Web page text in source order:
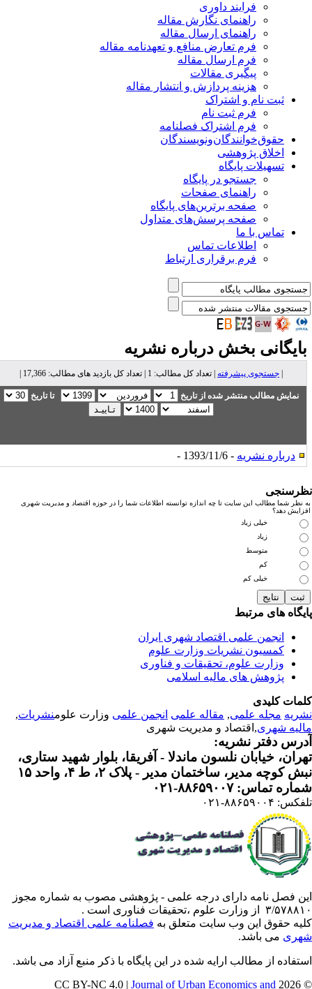
فرایند داوری
راهنمای نگارش مقاله
راهنمای ارسال مقاله
فرم تعارض منافع و تعهدنامه مقاله
فرم ارسال مقاله
پیگیری مقالات
هزینه پردازش و انتشار مقاله
ثبت نام و اشتراک
فرم ثبت نام
فرم اشتراک فصلنامه
حقوق‌خوانندگان‌و‌نویسندگان
اخلاق پژوهشی
تسهیلات پایگاه
جستجو در پایگاه
راهنمای صفحات
صفحه برترین‌های پایگاه
صفحه پرسش‌های متداول
تماس با ما
اطلاعات تماس
فرم برقراری ارتباط
بخش درباره نشریه
جستجوی پیشرفته| تعداد کل مطالب: 1 | تعداد کل بازدید های مطالب: 17,366 |
نمایش مطالب منتشر شده از تاریخ تا تاریخ
درباره نشریه - 1393/11/6 -
نظر شما مطالب این سایت تا چه اندازه توانسته اطلاعات شما را در حوزه اقتصاد و مدیریت شهری
دهد؟
خیلی زیاد
زیاد
متوسط
خیلی کم
های مرتبط
انجمن علمی اقتصاد شهری ایران
کمسیون نشریات وزارت علوم
وزارت علوم، تحقیقات و فناوری
پژوهش های مالیه اسلامی
کلیدی
مجله علمی, مقاله علمی انجمن علمیوزارت علومنشریات,
شهری ,اقتصاد و مدیریت شهری
دفتر نشریه:
خیابان نلسون ماندلا - آفریقا، بلوار شهید ستاری،
کوچه مدیر، ساختمان مدیر - پلاک ۲، ط ۴، واحد ۱۵
تماس: ۸۸۶۵۹۰۰۷-۰۲۱
۸۸۶۵۹۰۰۴-۰۲۱
فصل نامه دارای درجه علمی - پژوهشی مصوب به شماره مجوز
وزارت علوم ،تحقیقات فناوری است .
حقوق این وب سایت متعلق بهفصلنامه علمی اقتصاد و مدیریت
می باشد.
از مطالب ارایه شده در این پایگاه با ذکر منبع آزاد می باشد.
©
Journal of Urban Economics and